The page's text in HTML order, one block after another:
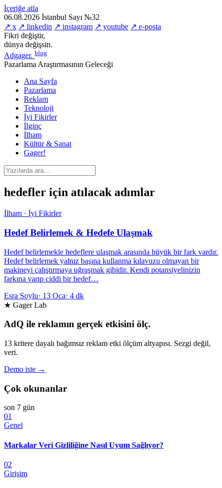
İçeriğe atla
06.08.2026 İstanbul Sayı №32
↗ x ↗ linkedin ↗ instagram ↗ youtube ↗ e-posta
Fikri değiştir,
dünya değişsin.
Adgager. blog
Pazarlama Araştırmasının Geleceği
Ana Sayfa
Pazarlama
Reklam
Teknoloji
İyi Fikirler
İlginç
İlham
Kültür & Sanat
Gager!
hedefler için atılacak adımlar
İlham · İyi Fikirler
Hedef Belirlemek & Hedefe Ulaşmak
Hedef belirlemekle hedeflere ulaşmak arasında büyük bir fark vardır.
Hedef belirlemek yalnız başına kullanma kılavuzu olmayan bir
makineyi çalıştırmaya uğraşmak gibidir. Kendi potansiyelinizin
farkına varıp ciddi bir hedef…
Esra Soylu· 13 Oca· 4 dk
★ Gager Lab
AdQ ile reklamın gerçek etkisini ölç.
13 kritere dayalı bağımsız reklam etki ölçüm altyapısı. Sezgi değil,
veri.
Demo iste →
Çok okunanlar
son 7 gün
01
Genel
Markalar Veri Gizliliğine Nasıl Uyum Sağlıyor?
02
Girişim